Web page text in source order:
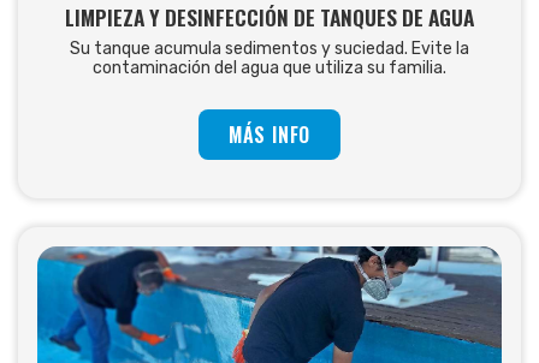
LIMPIEZA Y DESINFECCIÓN DE TANQUES DE AGUA
Su tanque acumula sedimentos y suciedad. Evite la
contaminación del agua que utiliza su familia.
MÁS INFO